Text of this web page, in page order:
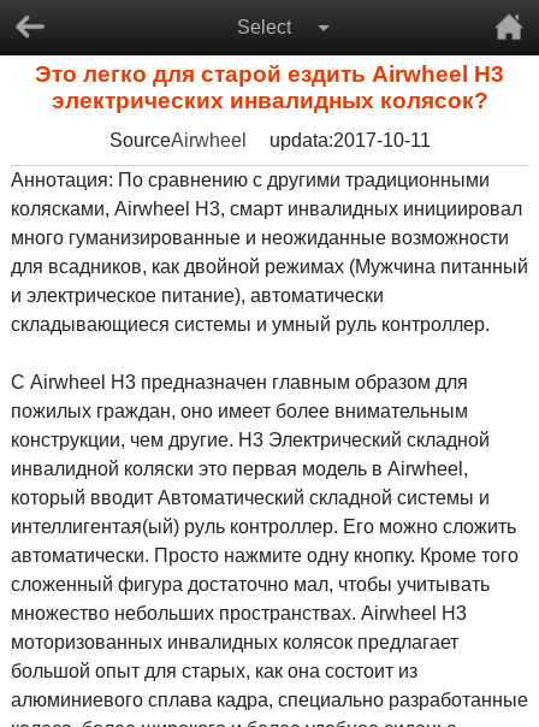
Select
Это легко для старой ездить Airwheel H3
электрических инвалидных колясок?
SourceAirwheel
updata:2017-10-11
Аннотация: По сравнению с другими традиционными
колясками, Airwheel H3, смарт инвалидных инициировал
много гуманизированные и неожиданные возможности
для всадников, как двойной режимах (Мужчина питанный
и электрическое питание), автоматически
складывающиеся системы и умный руль контроллер.
С Airwheel H3 предназначен главным образом для
пожилых граждан, оно имеет более внимательным
конструкции, чем другие. H3 Электрический складной
инвалидной коляски это первая модель в Airwheel,
который вводит Автоматический складной системы и
интеллигентая(ый) руль контроллер. Его можно сложить
автоматически. Просто нажмите одну кнопку. Кроме того
сложенный фигура достаточно мал, чтобы учитывать
множество небольших пространствах. Airwheel H3
моторизованных инвалидных колясок предлагает
большой опыт для старых, как она состоит из
алюминиевого сплава кадра, специально разработанные